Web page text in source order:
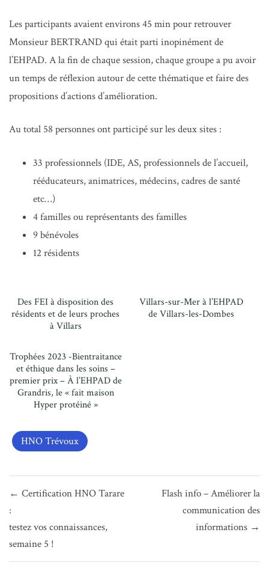
Les participants avaient environs 45 min pour retrouver
Monsieur BERTRAND qui était parti inopinément de
l’EHPAD. A la fin de chaque session, chaque groupe a pu avoir
un temps de réflexion autour de cette thématique et faire des
propositions d’actions d’amélioration.
Au total 58 personnes ont participé sur les deux sites :
33 professionnels (IDE, AS, professionnels de l’accueil,
rééducateurs, animatrices, médecins, cadres de santé
etc…)
4 familles ou représentants des familles
9 bénévoles
12 résidents
Des FEI à disposition des
résidents et de leurs proches
à Villars
Villars-sur-Mer à l’EHPAD
de Villars-les-Dombes
Trophées 2023 -Bientraitance
et éthique dans les soins –
premier prix – À l’EHPAD de
Grandris, le « fait maison
Hyper protéiné »
HNO Trévoux
de
l’article
← Certification HNO Tarare
:
testez vos connaissances,
semaine 5 !
Flash info – Améliorer la
communication des
informations →